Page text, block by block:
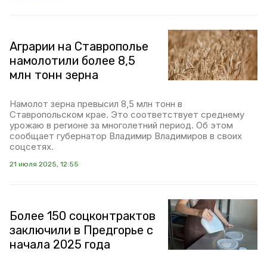
Аграрии на Ставрополье
намолотили более 8,5
млн тонн зерна
Намолот зерна превысил 8,5 млн тонн в
Ставропольском крае. Это соответствует среднему
урожаю в регионе за многолетний период. Об этом
сообщает губернатор Владимир Владимиров в своих
соцсетях.
21 июля 2025, 12:55
Более 150 соцконтрактов
заключили в Предгорье с
начала 2025 года